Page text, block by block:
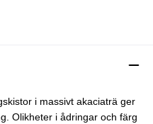
i massivt akaciaträ ger
Olikheter i ådringar och färg